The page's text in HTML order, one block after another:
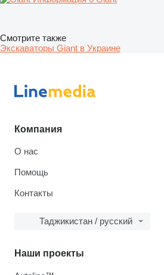
Смотрите также
Экскаваторы Giant в Украине
Компания
О нас
Помощь
Контакты
Таджикистан / русский
Наши проекты